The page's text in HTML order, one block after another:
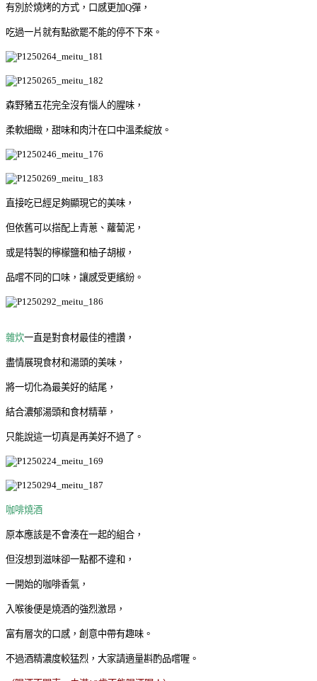
有別於燒烤的方式，口感更加Q彈，
吃過一片就有點欲罷不能的停不下來。
森野豬五花完全沒有惱人的腥味，
柔軟細緻，甜味和肉汁在口中溫柔綻放。
直接吃已經足夠顯現它的美味，
但依舊可以搭配上青蔥、蘿蔔泥，
或是特製的檸檬鹽和柚子胡椒，
品嚐不同的口味，讓感受更繽紛。
雜炊一直是對食材最佳的禮讚，
盡情展現食材和湯頭的美味，
將一切化為最美好的結尾，
結合濃郁湯頭和食材精華，
只能說這一切真是再美好不過了。
咖啡燒酒
原本應該是不會湊在一起的組合，
但沒想到滋味卻一點都不違和，
一開始的咖啡香氣，
入喉後便是燒酒的強烈激昂，
富有層次的口感，創意中帶有趣味。
不過酒精濃度較猛烈，大家請適量斟酌品嚐喔。